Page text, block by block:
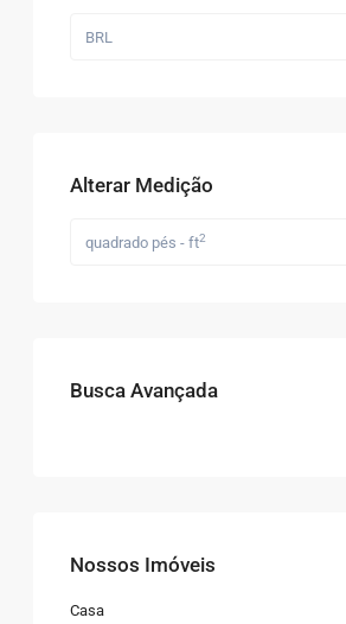
BRL
Alterar Medição
quadrado pés - ft2
Busca Avançada
Nossos Imóveis
Casa